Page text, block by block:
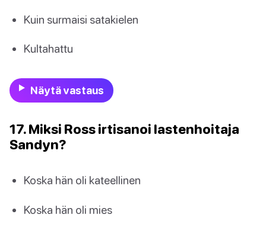
Kuin surmaisi satakielen
Kultahattu
Näytä vastaus
17. Miksi Ross irtisanoi lastenhoitaja
Sandyn?
Koska hän oli kateellinen
Koska hän oli mies